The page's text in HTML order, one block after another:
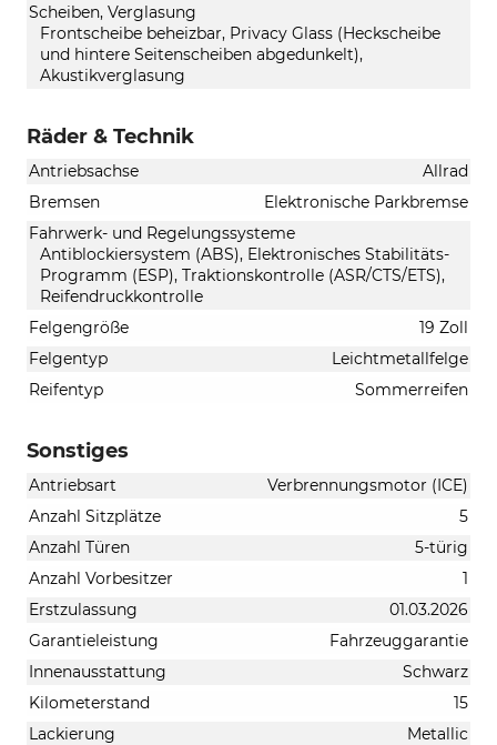
Scheiben, Verglasung
Frontscheibe beheizbar, Privacy Glass (Heckscheibe
und hintere Seitenscheiben abgedunkelt),
Akustikverglasung
Räder & Technik
Antriebsachse
Allrad
Bremsen
Elektronische Parkbremse
Fahrwerk- und Regelungssysteme
Antiblockiersystem (ABS), Elektronisches Stabilitäts-
Programm (ESP), Traktionskontrolle (ASR/CTS/ETS),
Reifendruckkontrolle
Felgengröße
19 Zoll
Felgentyp
Leichtmetallfelge
Reifentyp
Sommerreifen
Sonstiges
Antriebsart
Verbrennungsmotor (ICE)
Anzahl Sitzplätze
5
Anzahl Türen
5-türig
Anzahl Vorbesitzer
1
Erstzulassung
01.03.2026
Garantieleistung
Fahrzeuggarantie
Innenausstattung
Schwarz
Kilometerstand
15
Lackierung
Metallic